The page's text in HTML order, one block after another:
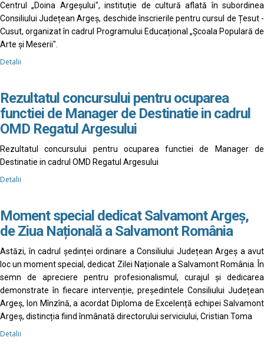
Centrul „Doina Argeșului", instituție de cultură aflată în subordinea
Consiliului Județean Argeș, deschide înscrierile pentru cursul de Țesut -
Cusut, organizat în cadrul Programului Educațional „Școala Populară de
Arte și Meserii".
Detalii
Rezultatul concursului pentru ocuparea
functiei de Manager de Destinatie in cadrul
OMD Regatul Argesului
Rezultatul concursului pentru ocuparea functiei de Manager de
Destinatie in cadrul OMD Regatul Argesului
Detalii
Moment special dedicat Salvamont Argeș,
de Ziua Națională a Salvamont România
Astăzi, în cadrul ședinței ordinare a Consiliului Județean Argeș a avut
loc un moment special, dedicat Zilei Naționale a Salvamont România. În
semn de apreciere pentru profesionalismul, curajul și dedicarea
demonstrate în fiecare intervenție, președintele Consiliului Județean
Argeș, Ion Mînzînă, a acordat Diploma de Excelență echipei Salvamont
Argeș, distincția fiind înmânată directorului serviciului, Cristian Toma
Detalii